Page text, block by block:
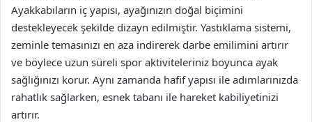
Ayakkabıların iç yapısı, ayağınızın doğal biçimini
destekleyecek şekilde dizayn edilmiştir. Yastıklama sistemi,
zeminle temasınızı en aza indirerek darbe emilimini artırır
ve böylece uzun süreli spor aktiviteleriniz boyunca ayak
sağlığınızı korur. Aynı zamanda hafif yapısı ile adımlarınızda
rahatlık sağlarken, esnek tabanı ile hareket kabiliyetinizi
artırır.